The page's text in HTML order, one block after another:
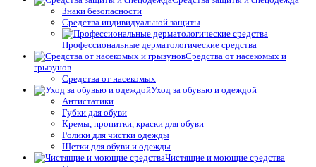
Знаки безопасности
Средства индивидуальной защиты
Профессиональные дерматологические средства
Средства от насекомых и
грызунов
Средства от насекомых
Уход за обувью и одеждой
Антистатики
Губки для обуви
Кремы, пропитки, краски для обуви
Ролики для чистки одежды
Щетки для обуви и одежды
Чистящие и моющие средства